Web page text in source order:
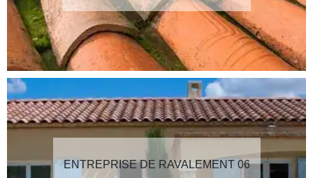
ENTREPRISE DE RAVALEMENT 06